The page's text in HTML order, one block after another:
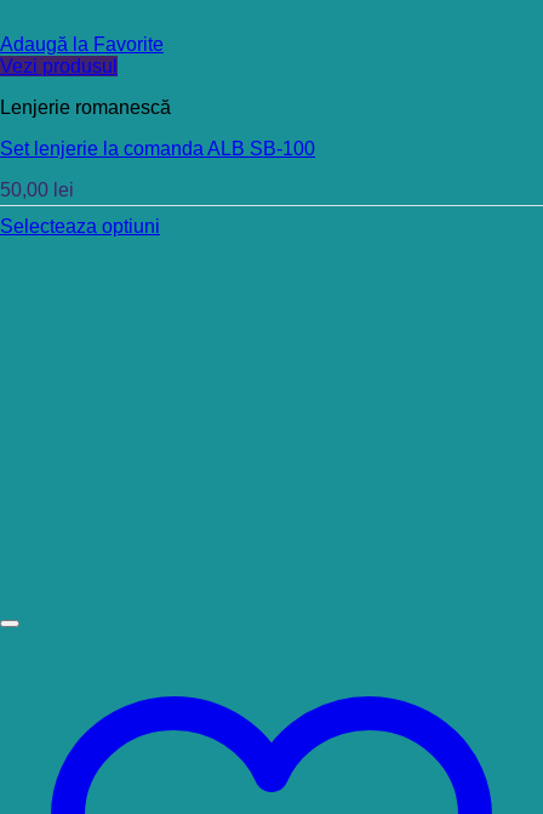
Adaugă la Favorite
Vezi produsul
Lenjerie romanescă
Set lenjerie la comanda ALB SB-100
50,00 lei
Selecteaza optiuni